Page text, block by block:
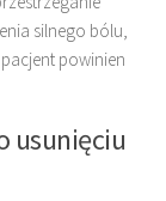
silnego bólu,
powinien
usunięciu